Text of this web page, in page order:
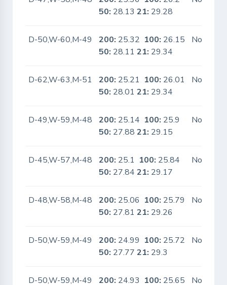
50: 28.1321: 29.28
D-50,W-60,M-49 200: 25.32 100: 26.15
50: 28.1121: 29.34
No
D-62,W-63,M-51 200: 25.21 100: 26.01
50: 28.0121: 29.34
No
D-49,W-59,M-48 200: 25.14 100: 25.9
50: 27.8821: 29.15
No
D-45,W-57,M-48 200: 25.1 100: 25.84
50: 27.8421: 29.17
No
D-48,W-58,M-48 200: 25.06 100: 25.79
50: 27.8121: 29.26
No
D-50,W-59,M-49 200: 24.99 100: 25.72
50: 27.7721: 29.3
No
D-50,W-59,M-49 200: 24.93 100: 25.65
No